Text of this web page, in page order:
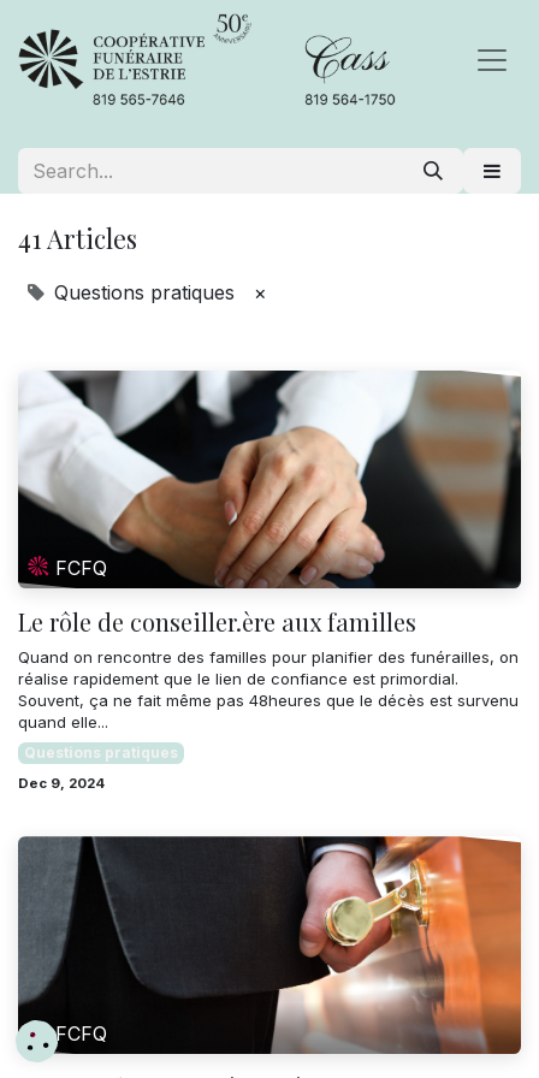
41 Articles
Questions pratiques ×
FCFQ
Le rôle de conseiller.ère aux familles
Quand on rencontre des familles pour planifier des funérailles, on
réalise rapidement que le lien de confiance est primordial.
Souvent, ça ne fait même pas 48heures que le décès est survenu
quand elle...
Questions pratiques
Dec 9, 2024
FCFQ